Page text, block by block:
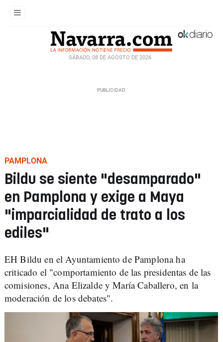
SÁBADO, 08 DE AGOSTO DE 2026
PAMPLONA
Bildu se siente "desamparado"
en Pamplona y exige a Maya
"imparcialidad de trato a los
ediles"
EH Bildu en el Ayuntamiento de Pamplona ha
criticado el "comportamiento de las presidentas de las
comisiones, Ana Elizalde y María Caballero, en la
moderación de los debates".